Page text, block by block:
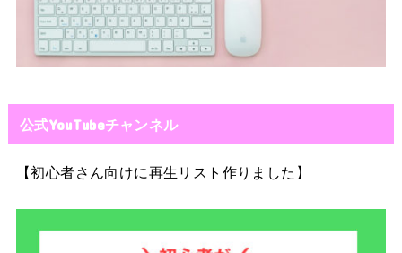
公式YouTubeチャンネル
【初心者さん向けに再生リスト作りました】